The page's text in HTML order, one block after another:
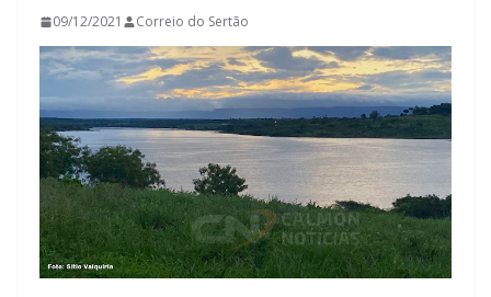
09/12/2021 Correio do Sertão